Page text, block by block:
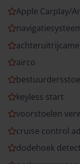
Apple Carplay/
airco
keyless start
voorstoelen
cruise control
dodehoek